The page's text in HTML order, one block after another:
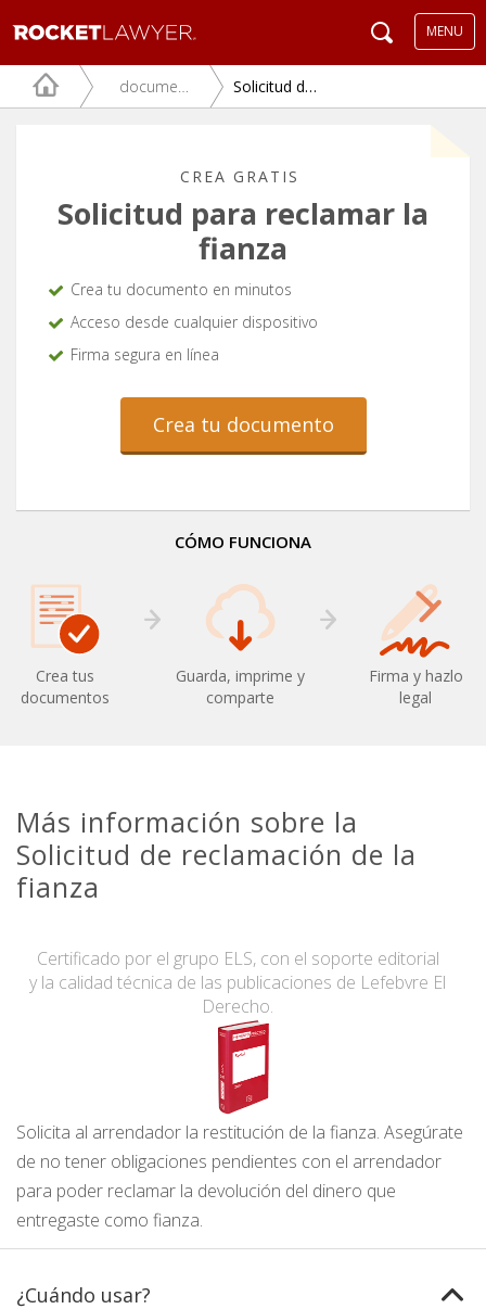
MENU
documentos juridicos Solicitud de reclamación de la fianza
CREA GRATIS
Solicitud para reclamar la
fianza
Crea tu documento en minutos
Acceso desde cualquier dispositivo
Firma segura en línea
Crea tu documento
CÓMO FUNCIONA
Crea tus
documentos
Guarda, imprime y
comparte
Firma y hazlo
legal
Más información sobre la
Solicitud de reclamación de la
fianza
Certificado por el grupo ELS, con el soporte editorial
y la calidad técnica de las publicaciones de Lefebvre El
Derecho.
Solicita al arrendador la restitución de la fianza. Asegúrate
de no tener obligaciones pendientes con el arrendador
para poder reclamar la devolución del dinero que
entregaste como fianza.
¿Cuándo usar?